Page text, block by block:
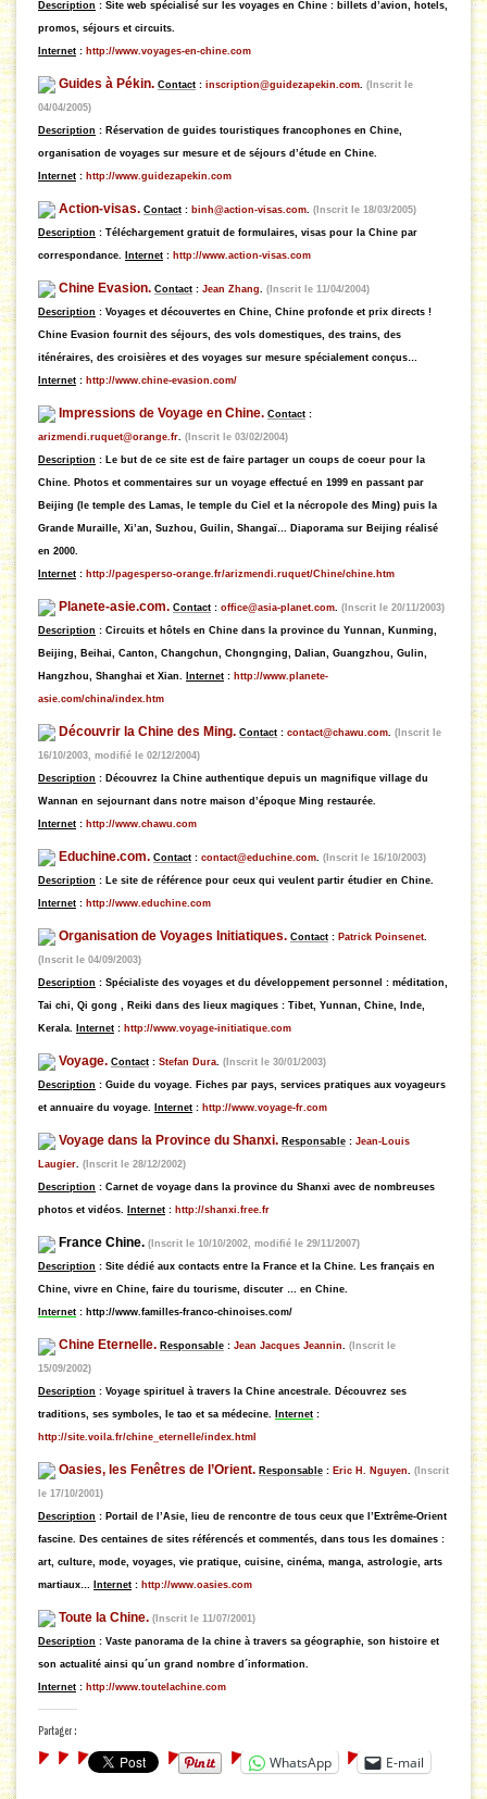
Description : Site web spécialisé sur les voyages en Chine : billets d’avion, hotels,
promos, séjours et circuits.
Internet : http://www.voyages-en-chine.com
Guides à Pékin. Contact : inscription@guidezapekin.com. (Inscrit le
04/04/2005)
Description : Réservation de guides touristiques francophones en Chine,
organisation de voyages sur mesure et de séjours d’étude en Chine.
Internet : http://www.guidezapekin.com
Action-visas. Contact : binh@action-visas.com. (Inscrit le 18/03/2005)
Description : Téléchargement gratuit de formulaires, visas pour la Chine par
correspondance. Internet : http://www.action-visas.com
Chine Evasion. Contact : Jean Zhang. (Inscrit le 11/04/2004)
Description : Voyages et découvertes en Chine, Chine profonde et prix directs !
Chine Evasion fournit des séjours, des vols domestiques, des trains, des
iténéraires, des croisières et des voyages sur mesure spécialement conçus…
Internet : http://www.chine-evasion.com/
Impressions de Voyage en Chine. Contact :
arizmendi.ruquet@orange.fr. (Inscrit le 03/02/2004)
Description : Le but de ce site est de faire partager un coups de coeur pour la
Chine. Photos et commentaires sur un voyage effectué en 1999 en passant par
Beijing (le temple des Lamas, le temple du Ciel et la nécropole des Ming) puis la
Grande Muraille, Xi’an, Suzhou, Guilin, Shangaï… Diaporama sur Beijing réalisé
en 2000.
Internet : http://pagesperso-orange.fr/arizmendi.ruquet/Chine/chine.htm
Planete-asie.com. Contact : office@asia-planet.com. (Inscrit le 20/11/2003)
Description : Circuits et hôtels en Chine dans la province du Yunnan, Kunming,
Beijing, Beihai, Canton, Changchun, Chongnging, Dalian, Guangzhou, Gulin,
Hangzhou, Shanghai et Xian. Internet : http://www.planete-
asie.com/china/index.htm
Découvrir la Chine des Ming. Contact : contact@chawu.com. (Inscrit le
16/10/2003, modifié le 02/12/2004)
Description : Découvrez la Chine authentique depuis un magnifique village du
Wannan en sejournant dans notre maison d’époque Ming restaurée.
Internet : http://www.chawu.com
Educhine.com. Contact : contact@educhine.com. (Inscrit le 16/10/2003)
Description : Le site de référence pour ceux qui veulent partir étudier en Chine.
Internet : http://www.educhine.com
Organisation de Voyages Initiatiques. Contact : Patrick Poinsenet.
(Inscrit le 04/09/2003)
Description : Spécialiste des voyages et du développement personnel : méditation,
Tai chi, Qi gong , Reiki dans des lieux magiques : Tibet, Yunnan, Chine, Inde,
Kerala. Internet : http://www.voyage-initiatique.com
Voyage. Contact : Stefan Dura. (Inscrit le 30/01/2003)
Description : Guide du voyage. Fiches par pays, services pratiques aux voyageurs
et annuaire du voyage. Internet : http://www.voyage-fr.com
Voyage dans la Province du Shanxi. Responsable : Jean-Louis
Laugier. (Inscrit le 28/12/2002)
Description : Carnet de voyage dans la province du Shanxi avec de nombreuses
photos et vidéos. Internet : http://shanxi.free.fr
France Chine. (Inscrit le 10/10/2002, modifié le 29/11/2007)
Description : Site dédié aux contacts entre la France et la Chine. Les français en
Chine, vivre en Chine, faire du tourisme, discuter … en Chine.
Internet : http://www.familles-franco-chinoises.com/
Chine Eternelle. Responsable : Jean Jacques Jeannin. (Inscrit le
15/09/2002)
Description : Voyage spirituel à travers la Chine ancestrale. Découvrez ses
traditions, ses symboles, le tao et sa médecine. Internet :
http://site.voila.fr/chine_eternelle/index.html
Oasies, les Fenêtres de l’Orient. Responsable : Eric H. Nguyen. (Inscrit
le 17/10/2001)
Description : Portail de l’Asie, lieu de rencontre de tous ceux que l’Extrême-Orient
fascine. Des centaines de sites référencés et commentés, dans tous les domaines :
art, culture, mode, voyages, vie pratique, cuisine, cinéma, manga, astrologie, arts
martiaux… Internet : http://www.oasies.com
Toute la Chine. (Inscrit le 11/07/2001)
Description : Vaste panorama de la chine à travers sa géographie, son histoire et
son actualité ainsi qu´un grand nombre d´information.
Internet : http://www.toutelachine.com
Partager :
WhatsApp E-mail